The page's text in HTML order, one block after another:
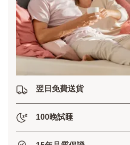
翌日免費送貨
100晚試睡